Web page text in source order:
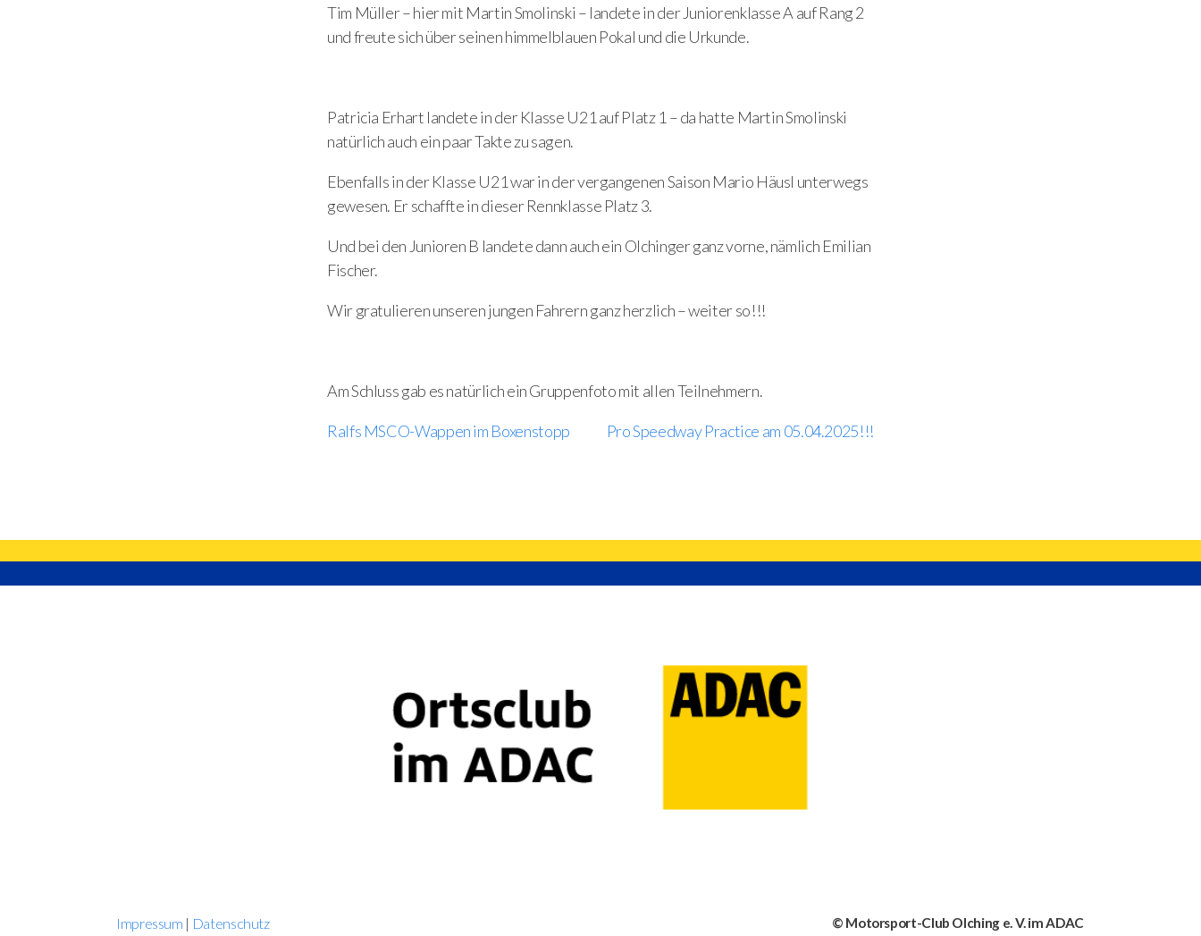
Tim Müller – hier mit Martin Smolinski – landete in der Juniorenklasse A auf Rang 2
und freute sich über seinen himmelblauen Pokal und die Urkunde.
Patricia Erhart landete in der Klasse U21 auf Platz 1 – da hatte Martin Smolinski
natürlich auch ein paar Takte zu sagen.
Ebenfalls in der Klasse U21 war in der vergangenen Saison Mario Häusl unterwegs
gewesen. Er schaffte in dieser Rennklasse Platz 3.
Und bei den Junioren B landete dann auch ein Olchinger ganz vorne, nämlich Emilian
Fischer.
Wir gratulieren unseren jungen Fahrern ganz herzlich – weiter so!!!
Am Schluss gab es natürlich ein Gruppenfoto mit allen Teilnehmern.
Ralfs MSCO-Wappen im Boxenstopp Pro Speedway Practice am 05.04.2025!!!
Impressum | Datenschutz © Motorsport-Club Olching e. V. im ADAC